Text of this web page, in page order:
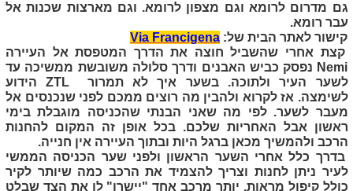
גם מדרום לרומא וגם מצפון לרומא. וגם מארצות שכנות אל
עבר רומא.
קישור לאתר הבית של: Via Francigena
קצת אחרי שהשביל חוצה את הדרך המטפסת אל העיירה
Nemi נפסק כביש האבנים ודרך סלולה משובשת ממשיכה עד
לשער העיר ולתוכה. בשער איך לא תמרור
ZTLהידוע
לשימצה. אז לקרוא ולהבין מה רוצים ממכם לפני שנכנסים אל
מעבר לשער. לפי מה שאני הבנתי שהכניסה מוגבלת בימי
ראשון אבל האחריות שלכם. בכל אופן זה המקום להחנות
הרכב ולהמשיך מכאן ברגל היות ובתוך העיירה אין חנייה.
בדרך כלל אחרי השער הראשון ולפני שער הכניסה הממשי
לעיר ניתן לחנות וצריך להצמיד את הרכב כמה שיותר לקיר
כולל קיפול מראות. יותר מרכב אחד "יישרו" לו את הצד שבלט